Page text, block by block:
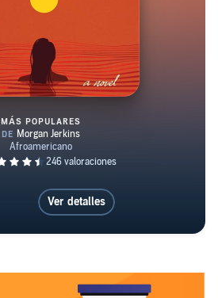
Zeal
MÁS POPULARES
Ver detalles